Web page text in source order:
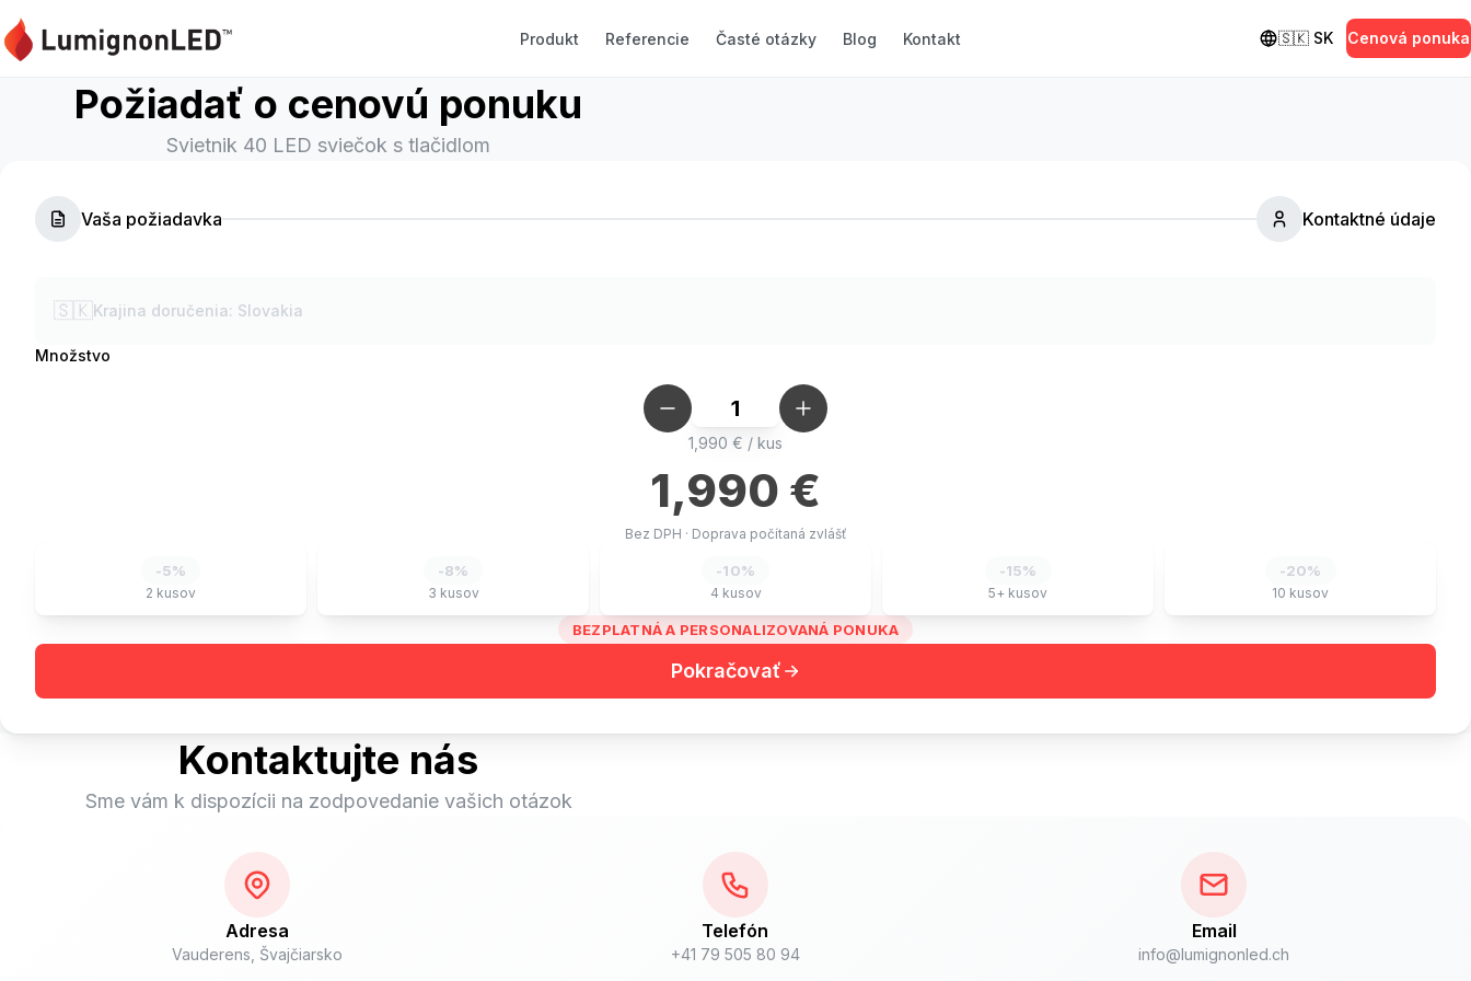
Produkt Referencie Časté otázky Blog Kontakt 🇸🇰 SK Cenová ponuka
Požiadať o cenovú ponuku
Svietnik 40 LED sviečok s tlačidlom
Vaša požiadavka Kontaktné údaje
🇸🇰Krajina doručenia: Slovakia
Množstvo
1
1,990 € / kus
1,990 €
Bez DPH · Doprava počítaná zvlášť
-5%
2 kusov
-8%
3 kusov
-10%
4 kusov
-15%
5+ kusov
-20%
10 kusov
BEZPLATNÁ A PERSONALIZOVANÁ PONUKA
Pokračovať
Kontaktujte nás
Sme vám k dispozícii na zodpovedanie vašich otázok
Adresa
Vauderens, Švajčiarsko
Telefón
+41 79 505 80 94
Email
info@lumignonled.ch